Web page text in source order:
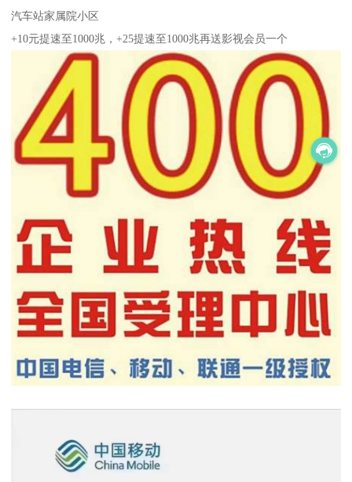
汽车站家属院小区
+10元提速至1000兆，+25提速至1000兆再送影视会员一个